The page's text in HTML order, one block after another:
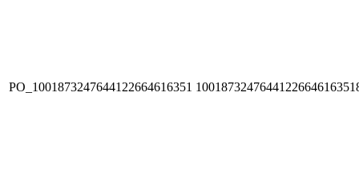
PO_1001873247644122664616351